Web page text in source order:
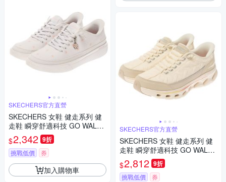
SKECHERS官方直營
SKECHERS 女鞋 健走系列 健
走鞋 瞬穿舒適科技 GO WALK
COMMUTER - 126094WHT
$2,342 9折
挑戰低價 券
加入購物車
SKECHERS官方直營
SKECHERS 女鞋 健走系列 健
走鞋 瞬穿舒適科技 GO WALK
GLIDE-STEP 2.0 - COZY FIT -
125156WOFWT
$2,812 9折
挑戰低價 券